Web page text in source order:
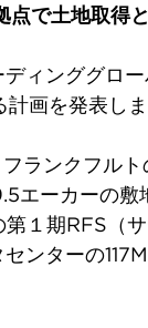
点で土地取得
ィンググロ
画を発表しま
ランクフル
ーカーの
１期RFS（
ンターの